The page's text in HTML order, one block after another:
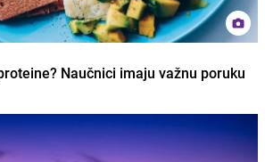
Naučnici imaju važnu poruku